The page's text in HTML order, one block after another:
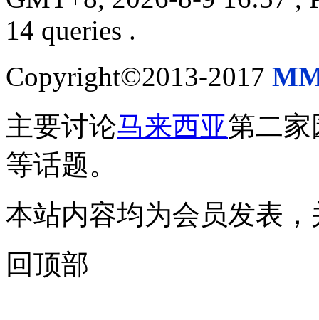
14 queries .
Copyright©2013-2017
主要讨论马来西亚第二
等话题。
本站内容均为会员发表
回顶部